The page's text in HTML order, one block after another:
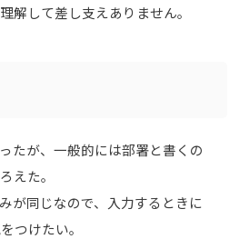
解して差し支えありません。
たが、一般的には部署と書くの
えた。
が同じなので、入力するときに
つけたい。